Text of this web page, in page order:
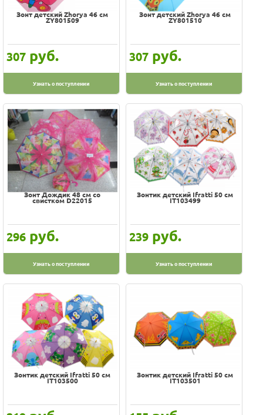
Зонт детский Zhorya 46 см
ZY801509
307 руб.
Узнать о поступлении
Зонт детский Zhorya 46 см
ZY801510
307 руб.
Узнать о поступлении
Зонт Дождик 48 см со
свистком D22015
296 руб.
Узнать о поступлении
Зонтик детский Ifratti 50 см
IT103499
239 руб.
Узнать о поступлении
Зонтик детский Ifratti 50 см
IT103500
Зонтик детский Ifratti 50 см
IT103501